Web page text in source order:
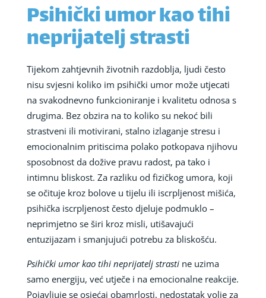
Psihički umor kao tihi
neprijatelj strasti
Tijekom zahtjevnih životnih razdoblja, ljudi često
nisu svjesni koliko im psihički umor može utjecati
na svakodnevno funkcioniranje i kvalitetu odnosa s
drugima. Bez obzira na to koliko su nekoć bili
strastveni ili motivirani, stalno izlaganje stresu i
emocionalnim pritiscima polako potkopava njihovu
sposobnost da dožive pravu radost, pa tako i
intimnu bliskost. Za razliku od fizičkog umora, koji
se očituje kroz bolove u tijelu ili iscrpljenost mišića,
psihička iscrpljenost često djeluje podmuklo –
neprimjetno se širi kroz misli, utišavajući
entuzijazam i smanjujući potrebu za bliskošću.
Psihički umor kao tihi neprijatelj strastine uzima
samo energiju, već utječe i na emocionalne reakcije.
Pojavljuje se osjećaj obamrlosti, nedostatak volje za